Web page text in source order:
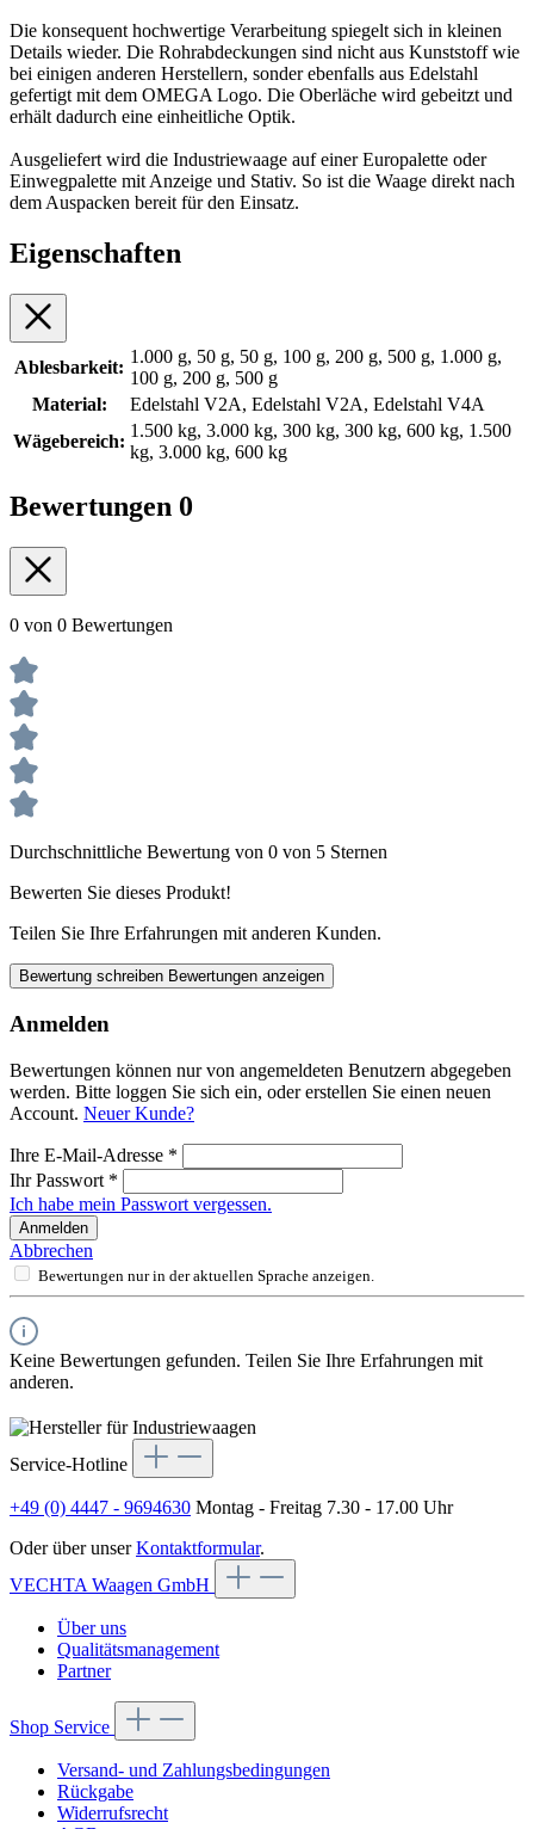
Die konsequent hochwertige Verarbeitung spiegelt sich in kleinen
Details wieder. Die Rohrabdeckungen sind nicht aus Kunststoff wie
bei einigen anderen Herstellern, sonder ebenfalls aus Edelstahl
gefertigt mit dem OMEGA Logo. Die Oberläche wird gebeitzt und
erhält dadurch eine einheitliche Optik.
Ausgeliefert wird die Industriewaage auf einer Europalette oder
Einwegpalette mit Anzeige und Stativ. So ist die Waage direkt nach
dem Auspacken bereit für den Einsatz.
Eigenschaften
Ablesbarkeit:
1.000 g, 50 g, 50 g, 100 g, 200 g, 500 g, 1.000 g,
100 g, 200 g, 500 g
Material:
Edelstahl V2A, Edelstahl V2A, Edelstahl V4A
Wägebereich:
1.500 kg, 3.000 kg, 300 kg, 300 kg, 600 kg, 1.500
kg, 3.000 kg, 600 kg
Bewertungen 0
0 von 0 Bewertungen
Durchschnittliche Bewertung von 0 von 5 Sternen
Bewerten Sie dieses Produkt!
Teilen Sie Ihre Erfahrungen mit anderen Kunden.
Bewertung schreiben Bewertungen anzeigen
Anmelden
Bewertungen können nur von angemeldeten Benutzern abgegeben
werden. Bitte loggen Sie sich ein, oder erstellen Sie einen neuen
Account. Neuer Kunde?
Ihre E-Mail-Adresse *
Ihr Passwort *
Ich habe mein Passwort vergessen.
Anmelden
Abbrechen
Bewertungen nur in der aktuellen Sprache anzeigen.
Keine Bewertungen gefunden. Teilen Sie Ihre Erfahrungen mit
anderen.
Service-Hotline
+49 (0) 4447 - 9694630 Montag - Freitag 7.30 - 17.00 Uhr
Oder über unserKontaktformular.
VECHTA Waagen GmbH
Über uns
Qualitätsmanagement
Partner
Shop Service
Versand- und Zahlungsbedingungen
Rückgabe
Widerrufsrecht